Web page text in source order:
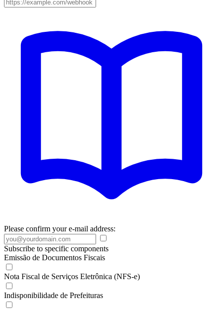
Please confirm your e-mail address:
Subscribe to specific components
Emissão de Documentos Fiscais
Nota Fiscal de Serviços Eletrônica (NFS-e)
Indisponibilidade de Prefeituras